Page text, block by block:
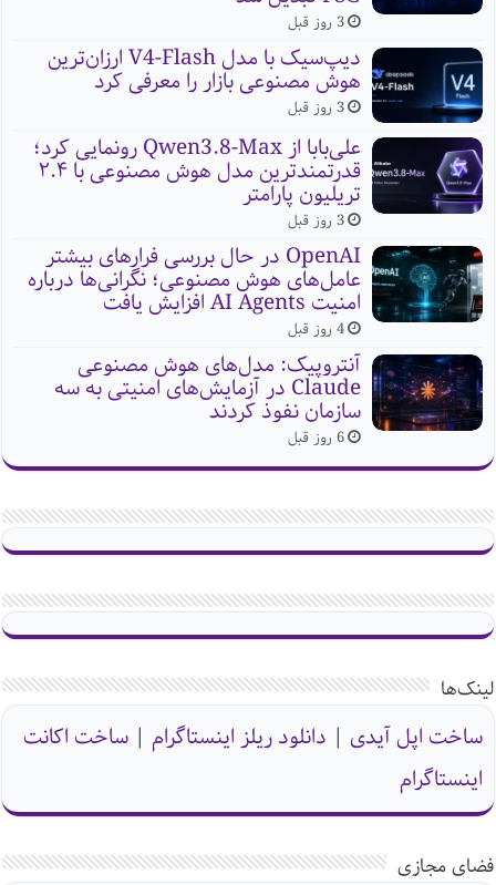
3 روز قبل
دیپ‌سیک با مدل V4-Flash ارزان‌ترین
هوش مصنوعی بازار را معرفی کرد
3 روز قبل
علی‌بابا از Qwen3.8-Max رونمایی کرد؛
قدرتمندترین مدل هوش مصنوعی با ۲.۴
تریلیون پارامتر
3 روز قبل
OpenAI در حال بررسی فرارهای بیشتر
عامل‌های هوش مصنوعی؛ نگرانی‌ها درباره
امنیت AI Agents افزایش یافت
4 روز قبل
آنتروپیک: مدل‌های هوش مصنوعی
Claude در آزمایش‌های امنیتی به سه
سازمان نفوذ کردند
6 روز قبل
لینک‌ها
ساخت اپل آیدی | دانلود ریلز اینستاگرام |ساخت اکانت
اینستاگرام
فضای مجازی